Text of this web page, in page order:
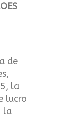
de
la
lucro
la